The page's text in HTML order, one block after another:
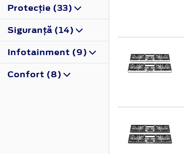
Protecţie (33)
Siguranţă (14)
Infotainment (9)
Confort (8)